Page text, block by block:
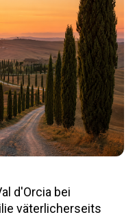
d'Orcia bei
väterlicherseits